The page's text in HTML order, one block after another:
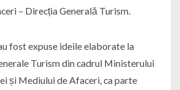
– Direcția Generală Turism.
fost expuse ideile elaborate la
Turism din cadrul Ministerului
și Mediului de Afaceri, ca parte